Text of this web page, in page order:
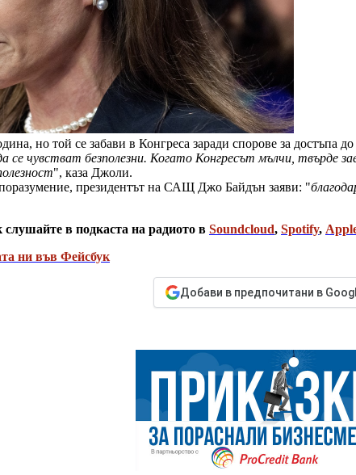
но той се забави в Конгреса заради спорове за достъпа
се чувстват безполезни. Когато Конгресът мълчи, твърде
", каза Джоли.
президентът на САЩ Джо Байдън заяви: "
в подкаста на радиото в Soundcloud, Spotify,
ни във Фейсбук
Добави в предпочитани в